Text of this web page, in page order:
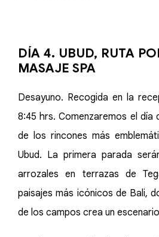
DÍA 4. UBUD, RUTA
MASAJE SPA
Desayuno. Recogida en la
8:45 hrs. Comenzaremos el día
de los rincones más
Ubud. La primera parada
arrozales en terrazas de
paisajes más icónicos de Bali,
de los campos crea un